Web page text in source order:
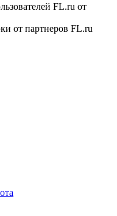
FL.ru от
от партнеров FL.ru